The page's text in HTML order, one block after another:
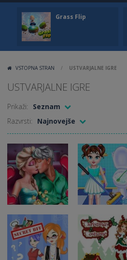
Grass Flip
VSTOPNA STRAN / USTVARJALNE IGRE
USTVARJALNE IGRE
Prikaži:
Seznam
Razvrsti:
Najnovejše
Ustvarjalne
igre
Kino Ice
Queen
Spogledovanje
Ustvarjalne
igre
Čiščenje hiše
Baby Taylor